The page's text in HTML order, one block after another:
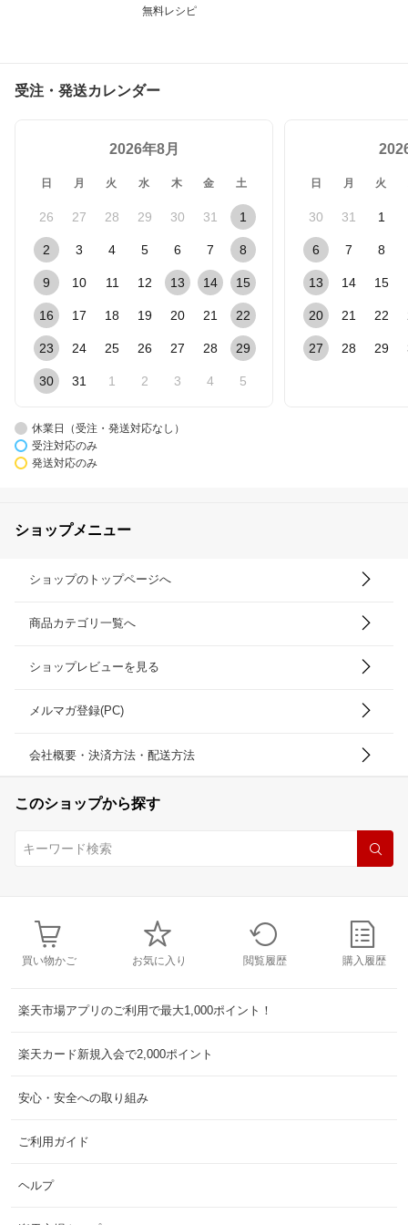
無料レシピ
受注・発送カレンダー
2026年8月
日 月 火 水 木 金 土
26 27 28 29 30 31 1
2 3 4 5 6 7 8
9 10 11 12 13 14 15
16 17 18 19 20 21 22
23 24 25 26 27 28 29
30 31 1 2 3 4 5
日 月 火
30 31 1
6 7 8
13 14 15
20 21 22
27 28 29
休業日（受注・発送対応なし）
受注対応のみ
発送対応のみ
ショップメニュー
ショップのトップページへ
商品カテゴリ一覧へ
ショップレビューを見る
メルマガ登録(PC)
会社概要・決済方法・配送方法
このショップから探す
買い物かご お気に入り 閲覧履歴 購入履歴
楽天市場アプリのご利用で最大1,000ポイント！
楽天カード新規入会で2,000ポイント
安心・安全への取り組み
ご利用ガイド
ヘルプ